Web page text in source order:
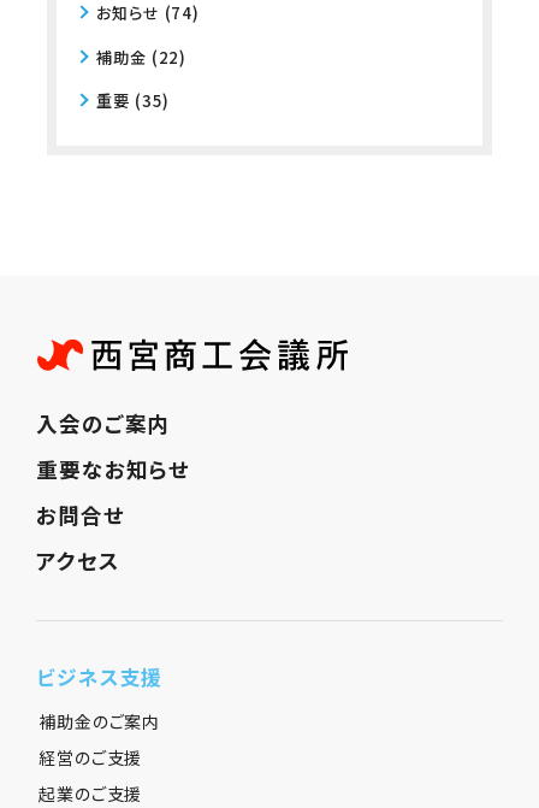
お知らせ (74)
補助金 (22)
重要 (35)
入会のご案内
重要なお知らせ
お問合せ
アクセス
ビジネス支援
補助金のご案内
経営のご支援
起業のご支援